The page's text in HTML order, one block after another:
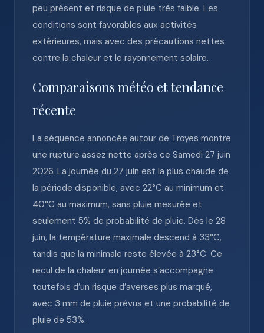
peu présent et risque de pluie très faible. Les
conditions sont favorables aux activités
extérieures, mais avec des précautions nettes
contre la chaleur et le rayonnement solaire.
Comparaisons météo et tendance
récente
La séquence annoncée autour de Troyes montre
une rupture assez nette après ce Samedi 27 juin
2026. La journée du 27 juin est la plus chaude de
la période disponible, avec 22°C au minimum et
40°C au maximum, sans pluie mesurée et
seulement 5% de probabilité de pluie. Dès le 28
juin, la température maximale descend à 33°C,
tandis que la minimale reste élevée à 23°C. Ce
recul de la chaleur en journée s’accompagne
toutefois d’un risque d’averses plus marqué,
avec 3 mm de pluie prévus et une probabilité de
pluie de 53%.